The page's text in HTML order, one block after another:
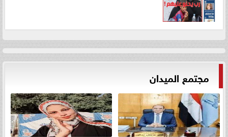
مجتمع الميدان